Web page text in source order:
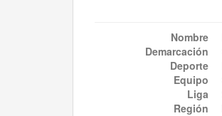
Nombre
Demarcación
Deporte
Equipo
Liga
Región